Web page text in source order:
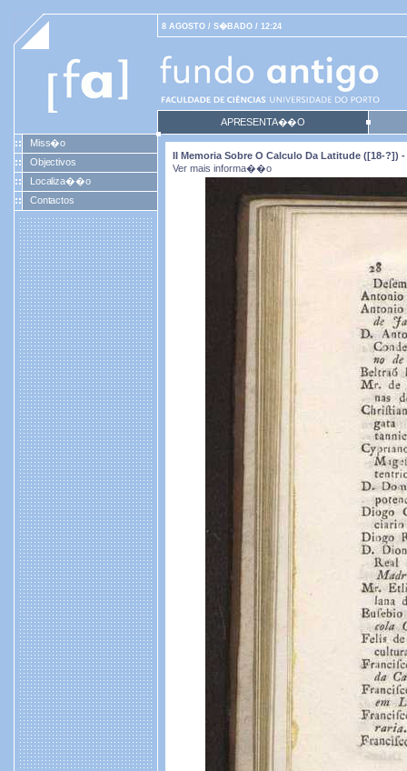
8 AGOSTO / S�BADO / 12:24
APRESENTA��O
Miss�o
Objectivos
Localiza��o
Contactos
II Memoria Sobre O Calculo Da Latitude ([18-?])
Ver mais informa��o